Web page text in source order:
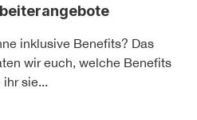
inklusive Benefits? Das
wir euch, welche Benefits
sie...